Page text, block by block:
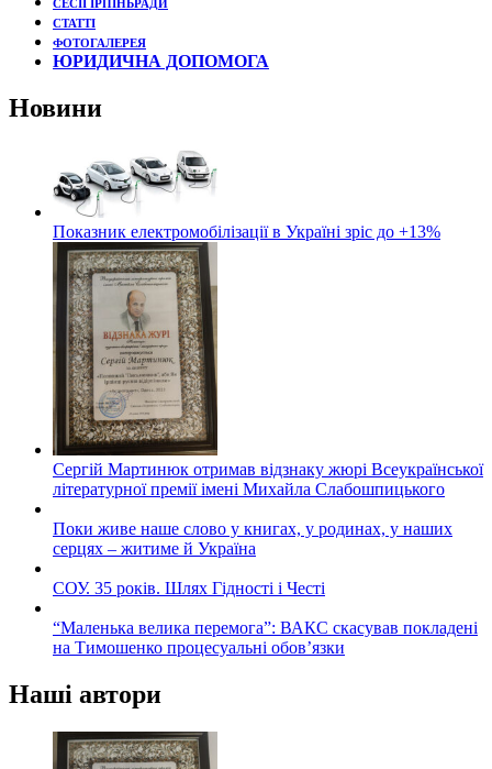
СЕСІЇ ІРПІНЬРАДИ
СТАТТІ
ФОТОГАЛЕРЕЯ
ЮРИДИЧНА ДОПОМОГА
Новини
Показник електромобілізації в Україні зріс до +13%
Сергій Мартинюк отримав відзнаку жюрі Всеукраїнської
літературної премії імені Михайла Слабошпицького
Поки живе наше слово у книгах, у родинах, у наших
серцях – житиме й Україна
СОУ. 35 років. Шлях Гідності і Честі
“Маленька велика перемога”: ВАКС скасував покладені
на Тимошенко процесуальні обов’язки
Наші автори